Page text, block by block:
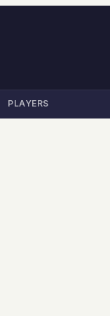
PLAYERS